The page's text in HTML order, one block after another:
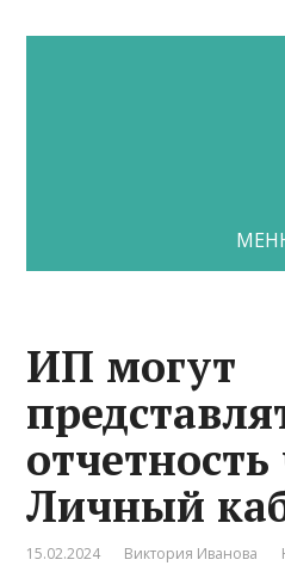
ИП могут
отчетность
Личный
15.02.2024 Виктория Иванова